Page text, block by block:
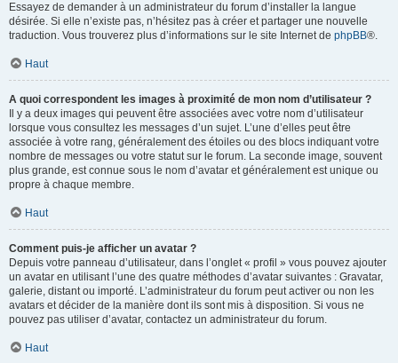
Essayez de demander à un administrateur du forum d’installer la langue
désirée. Si elle n’existe pas, n’hésitez pas à créer et partager une nouvelle
traduction. Vous trouverez plus d’informations sur le site Internet de phpBB®.
Haut
A quoi correspondent les images à proximité de mon nom d’utilisateur ?
Il y a deux images qui peuvent être associées avec votre nom d’utilisateur
lorsque vous consultez les messages d’un sujet. L’une d’elles peut être
associée à votre rang, généralement des étoiles ou des blocs indiquant votre
nombre de messages ou votre statut sur le forum. La seconde image, souvent
plus grande, est connue sous le nom d’avatar et généralement est unique ou
propre à chaque membre.
Haut
Comment puis-je afficher un avatar ?
Depuis votre panneau d’utilisateur, dans l’onglet « profil » vous pouvez ajouter
un avatar en utilisant l’une des quatre méthodes d’avatar suivantes : Gravatar,
galerie, distant ou importé. L’administrateur du forum peut activer ou non les
avatars et décider de la manière dont ils sont mis à disposition. Si vous ne
pouvez pas utiliser d’avatar, contactez un administrateur du forum.
Haut